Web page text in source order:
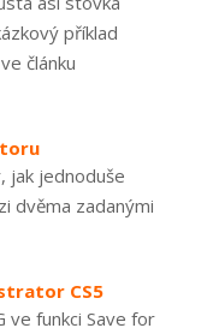
příklad
článku
jak jednoduše
dvěma zadanými
CS5
ve funkci Save for